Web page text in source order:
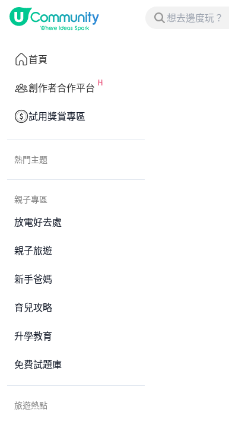
首頁
創作者合作平台
試用獎賞專區
熱門主題
親子專區
放電好去處
親子旅遊
新手爸媽
育兒攻略
升學教育
免費試題庫
旅遊熱點